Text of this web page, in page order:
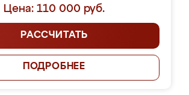
Цена: 110 000 руб.
РАССЧИТАТЬ
ПОДРОБНЕЕ